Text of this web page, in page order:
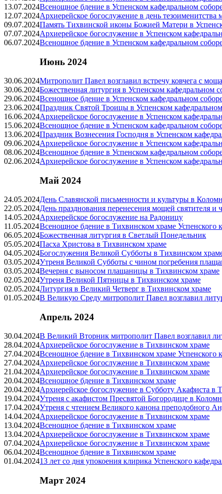
13.07.2024Всенощное бдение в Успенском кафедральном
12.07.2024Архиерейское богослужение в день
09.07.2024Память Тихвинской иконы Божией Матери в
07.07.2024Архиерейское богослужение в Успенском
06.07.2024Всенощное бдение в Успенском кафедральном
Июнь 2024
30.06.2024Митрополит Павел возглавил встречу ковчега с
30.06.2024Божественная литургия в Успенском кафедральном
29.06.2024Всенощное бдение в Успенском кафедральном
23.06.2024Праздник Святой Троицы в Успенском
16.06.2024Архиерейское богослужение в Успенском
15.06.2024Всенощное бдение в Успенском кафедральном
13.06.2024Праздник Вознесения Господня в Успенском
09.06.2024Архиерейское богослужение в Успенском
08.06.2024Всенощное бдение в Успенском кафедральном
02.06.2024Архиерейское богослужение в Успенском
Май 2024
24.05.2024День Славянской письменности и культуры в
22.05.2024День празднования перенесения мощей святителя
14.05.2024Архиерейское богослужение на Радоницу
11.05.2024Всенощное бдение в Тихвинском храме Успенского
06.05.2024Божественная литургия в Светлый Понедельник
05.05.2024Пасха Христова в Тихвинском храме
04.05.2024Богослужения Великой Субботы в Тихвинском
03.05.2024Утреня Великой Субботы с чином погребения
03.05.2024Вечерня с выносом плащаницы в Тихвинском храме
02.05.2024Утреня Великой Пятницы в Тихвинском храме
02.05.2024Литургия в Великий Четверг в Тихвинском храме
01.05.2024В Великую Среду митрополит Павел возглавил
Апрель 2024
30.04.2024В Великий Вторник митрополит Павел возглавил
28.04.2024Архиерейское богослужение в Тихвинском храме
27.04.2024Всенощное бдение в Тихвинском храме Успенского
27.04.2024Архиерейское богослужение в Тихвинском храме
21.04.2024Архиерейское богослужение в Тихвинском храме
20.04.2024Всенощное бдение в Тихвинском храме
20.04.2024Архиерейское богослужение в Субботу Акафиста в
19.04.2024Утреня с акафистом Пресвятой Богородице в
17.04.2024Утреня с чтением Великого канона преподобного
14.04.2024Архиерейское богослужение в Тихвинском храме
13.04.2024Всенощное бдение в Тихвинском храме
13.04.2024Архиерейское богослужение в Тихвинском храме
07.04.2024Архиерейское богослужение в Тихвинском храме
06.04.2024Всенощное бдение в Тихвинском храме
01.04.202413 лет со дня упокоения клирика Успенского
Март 2024